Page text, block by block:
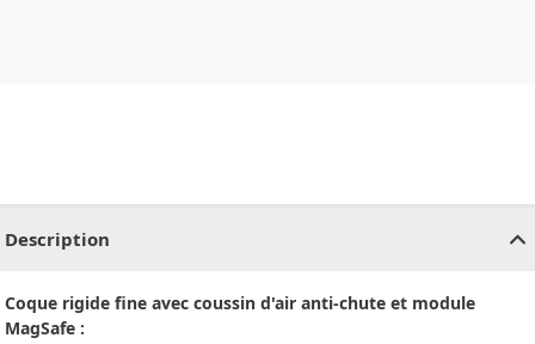
Description
Coque rigide fine avec coussin d'air anti-chute et module
MagSafe :